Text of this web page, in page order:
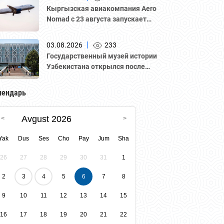
Кыргызская авиакомпания Aero
Nomad с 23 августа запускает
«Бишкек – Ташкент».
03.08.2026 |
233
Государственный музей истории
Узбекистана открылся после
составе «Ташкентского
модернизма».
Avgust 2026
Dus Ses Cho Pay Jum Sha
26 27 28 29 30 31 1
2 3 4 5 6 7 8
9 10 11 12 13 14 15
16 17 18 19 20 21 22